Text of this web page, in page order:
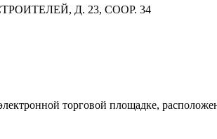
Д. 23, СООР. 34
торговой площадке,